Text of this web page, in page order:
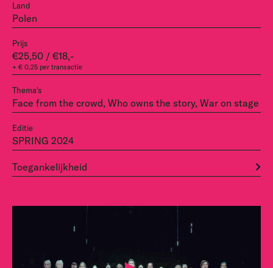
Land
Polen
Prijs
€25,50 / €18,-
+ € 0,25 per transactie
Thema's
Face from the crowd, Who owns the story, War on stage
Editie
SPRING 2024
Toegankelijkheid